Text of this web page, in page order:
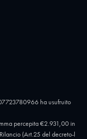
ha usufruito
percepita €2.931,00 in
(Art.25 del decreto-l